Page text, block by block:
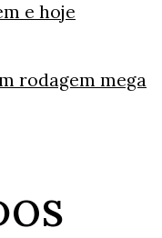
e hoje
rodagem mega